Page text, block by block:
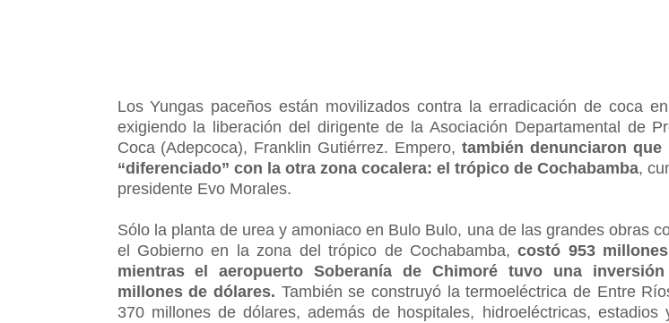
Los Yungas paceños están movilizados contra la erradicación de coca
exigiendo la liberación del dirigente de la Asociación Departamental de
Coca (Adepcoca), Franklin Gutiérrez. Empero,también denunciaron
“diferenciado” con la otra zona cocalera: el trópico de Cochabamba,
presidente Evo Morales.
Sólo la planta de urea y amoniaco en Bulo Bulo, una de las grandes obras
el Gobierno en la zona del trópico de Cochabamba,costó 953
mientras el aeropuerto Soberanía de Chimoré tuvo una
millones de dólares. También se construyó la termoeléctrica de Entre
370 millones de dólares, además de hospitales, hidroeléctricas, estadios